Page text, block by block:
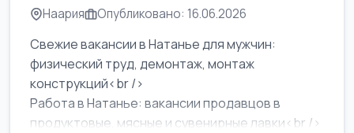
Наария Опубликовано: 16.06.2026
Свежие вакансии в Натанье для мужчин:
физический труд, демонтаж, монтаж
конструкций<br />
Работа в Натанье: вакансии продавцов в
продуктовые, мясные и сувенирные лавки<br />